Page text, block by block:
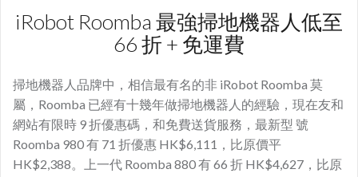
iRobot Roomba 最強掃地機器人低至
66 折 + 免運費
掃地機器人品牌中，相信最有名的非 iRobot Roomba 莫
屬，Roomba 已經有十幾年做掃地機器人的經驗，現在友和
網站有限時 9 折優惠碼，和免費送貨服務，最新型 號
Roomba 980 有 71 折優惠 HK$6,111，比原價平
HK$2,388。上一代 Roomba 880 有 66 折 HK$4,627，比原